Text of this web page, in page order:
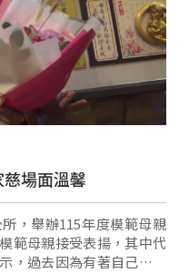
場面溫馨
，舉辦115年度模範母親
範母親接受表揚，其中代
，過去因為有著自己的父